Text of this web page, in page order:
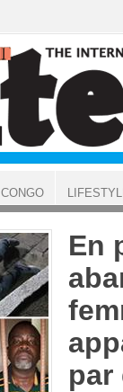
En
par
CONGO